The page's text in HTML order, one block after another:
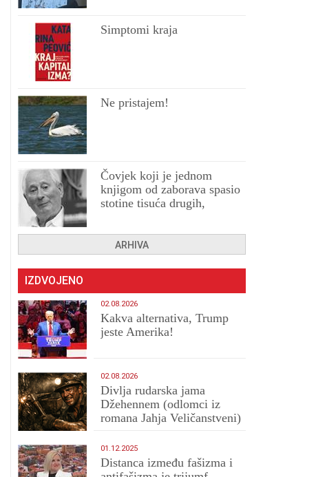
Simptomi kraja
Ne pristajem!
Čovjek koji je jednom
knjigom od zaborava spasio
stotine tisuća drugih,
ARHIVA
IZDVOJENO
02.08.2026
Kakva alternativa, Trump
jeste Amerika!
02.08.2026
Divlja rudarska jama
Džehennem (odlomci iz
romana Jahja Veličanstveni)
01.12.2025
Distanca između fašizma i